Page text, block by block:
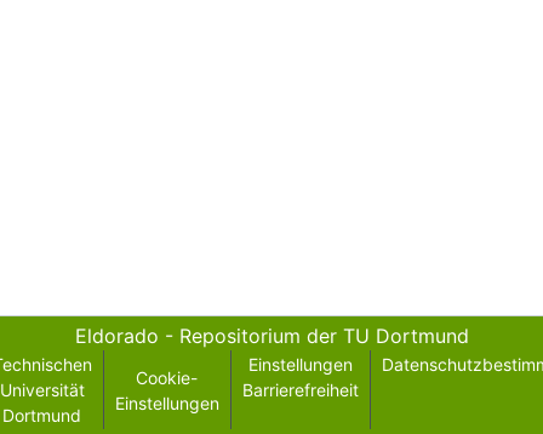
Eldorado - Repositorium der TU Dortmund
Universität
Dortmund
Cookie-
Einstellungen
Einstellungen
Barrierefreiheit